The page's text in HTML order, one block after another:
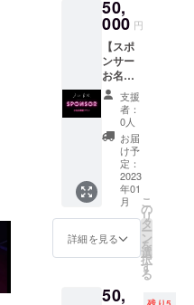
とが出
来ませ
んの
で、必
ずご持
参くだ
さい。
※直方の
お稽古
場まで
の交通
費、出
張の場
合は交
通費、
場所指
定の場
合は場
ご負担
限：
2023年
1月1
日〜
2023年
7月1日
までの
半年間
※着物、
着付け
に必要
なもの
は一式
ご持参
くださ
付けに
足りな
ござい
ました
リジナ
ルシー
ル2枚
（直径
５cmの
丸い
シー
ル、カ
ラフル
アート
にロゴ
入り１
種、和
モダン
アート
入り１
種、紙
ル） ・
麗な仕
上がり
のプリ
ント
アート
です。
●オリジ
ナル
アート
ポスト
カード2
枚（カ
ラフル
アート
１種、
ンアー
ト１
術。メ
舞台写
真10
枚 付
き！ ※
全て
メール
にてお
送りい
たしま
す！ ※
今回の
公演の
為だけ
に書き
下ろさ
れたオ
リジナ
受信拒
なんで
も答え
ます！
あなた
だけの
スペ
シャル
な特
権！♡
ここだ
けでし
か語ら
れない
話も
きっと
ある！
(オンラ
※リター
50,
000 円
【スポ
ンサー
お名前
掲載プ
ラン】
●月灯藝
術。の
パンフ
レッ
ト、本
番の公
演ダイ
ジェス
ト動画
にスポ
ンサー
お名前
支援
者：
0人
お届
け予
定：
2023
年01
月
詳細を見る
こ
の
リ
タ
ー
ン
を
選
択
す
る
50,